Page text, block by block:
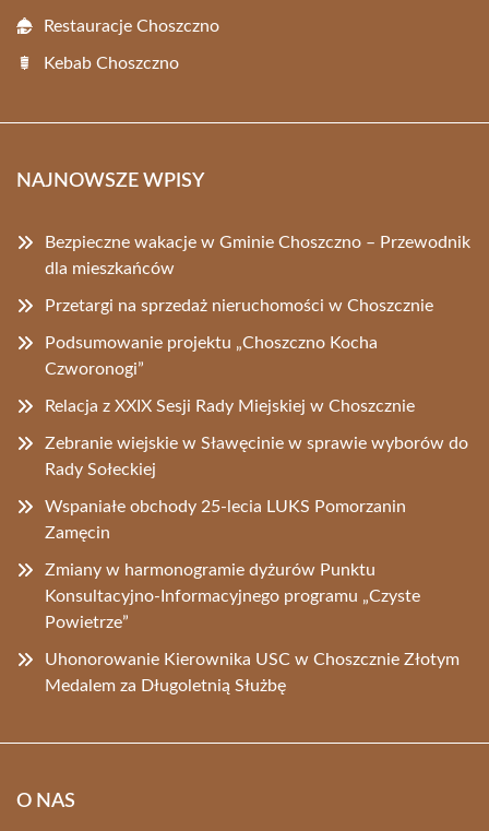
Restauracje Choszczno
Kebab Choszczno
NAJNOWSZE WPISY
Bezpieczne wakacje w Gminie Choszczno – Przewodnik
dla mieszkańców
Przetargi na sprzedaż nieruchomości w Choszcznie
Podsumowanie projektu „Choszczno Kocha
Czworonogi”
Relacja z XXIX Sesji Rady Miejskiej w Choszcznie
Zebranie wiejskie w Sławęcinie w sprawie wyborów do
Rady Sołeckiej
Wspaniałe obchody 25-lecia LUKS Pomorzanin
Zamęcin
Zmiany w harmonogramie dyżurów Punktu
Konsultacyjno-Informacyjnego programu „Czyste
Powietrze”
Uhonorowanie Kierownika USC w Choszcznie Złotym
Medalem za Długoletnią Służbę
O NAS